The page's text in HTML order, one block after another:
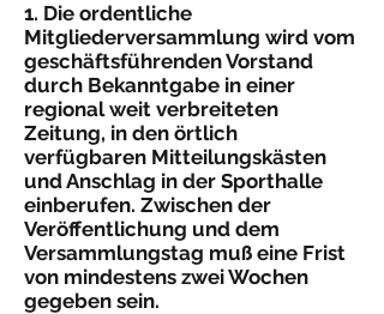
1. Die ordentliche
Mitgliederversammlung wird vom
geschäftsführenden Vorstand
durch Bekanntgabe in einer
regional weit verbreiteten
Zeitung, in den örtlich
verfügbaren Mitteilungskästen
und Anschlag in der Sporthalle
einberufen. Zwischen der
Veröffentlichung und dem
Versammlungstag muß eine Frist
von mindestens zwei Wochen
gegeben sein.